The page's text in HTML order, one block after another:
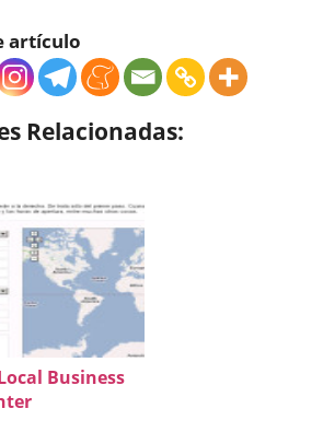
artículo
Relacionadas:
Business